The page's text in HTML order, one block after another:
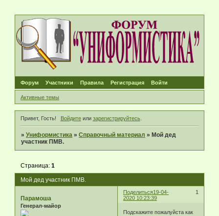
Форум Участники Правила Регистрация Войти
Активные темы
Привет, Гость! Войдитеили зарегистрируйтесь.
»Униформистика »Справочный материал » Мой дед
участник ПМВ.
Мой дед участник ПМВ.
Страница:1
Поделиться 1
19-04-
2020 10:23:39
Парамоша
Генерал-майор
Подскажите пожалуйста как